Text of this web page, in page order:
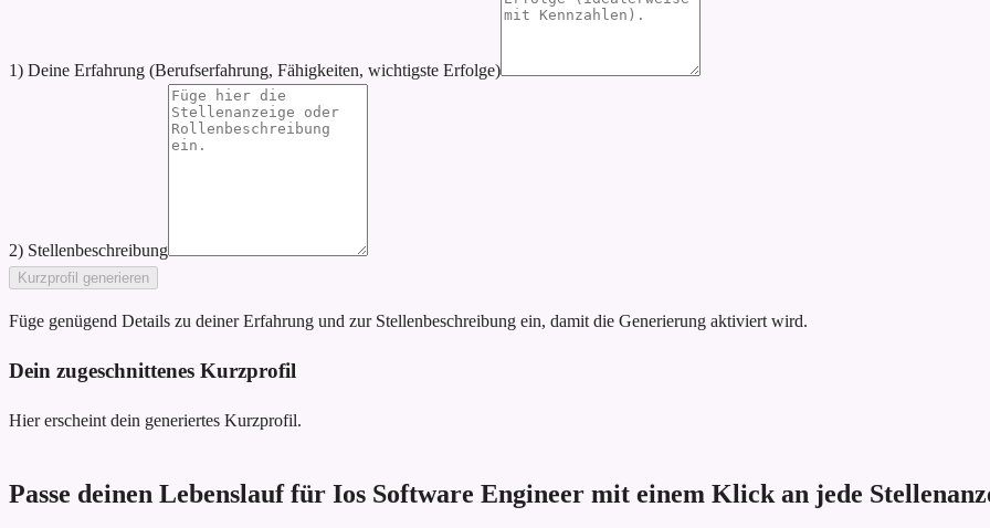
1) Deine Erfahrung (Berufserfahrung, Fähigkeiten, wichtigste Erfolge)
2) Stellenbeschreibung
Kurzprofil generieren
Füge genügend Details zu deiner Erfahrung und zur Stellenbeschreibung ein, damit die Generierung aktiviert wird.
Dein zugeschnittenes Kurzprofil
Hier erscheint dein generiertes Kurzprofil.
Passe deinen Lebenslauf für Ios Software Engineer mit einem Klick an jede